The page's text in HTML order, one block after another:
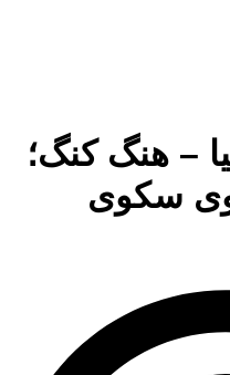
– هنگ کنگ؛
سکوی